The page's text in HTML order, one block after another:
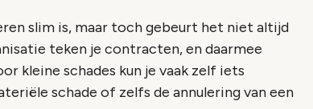
slim is, maar toch gebeurt het niet altijd
teken je contracten, en daarmee
kleine schades kun je vaak zelf iets
schade of zelfs de annulering van een